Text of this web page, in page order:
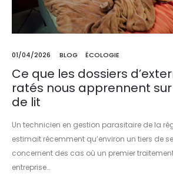
01/04/2026 BLOG ÉCOLOGIE
Ce que les dossiers
ratés nous apprennent
de lit
Un technicien en gestion parasitaire de la
estimait récemment qu’environ un tiers de
concernent des cas où un premier
entreprise…